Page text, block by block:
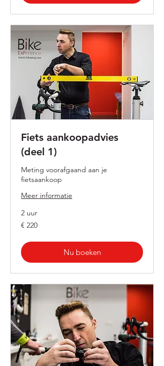
Fiets aankoopadvies
(deel 1)
Meting voorafgaand aan je
fietsaankoop
Meer informatie
2 uur
220
euro
€ 220
Nu boeken